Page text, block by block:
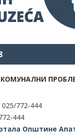
КОМУНАЛНИ
025/772-444
444
Општине